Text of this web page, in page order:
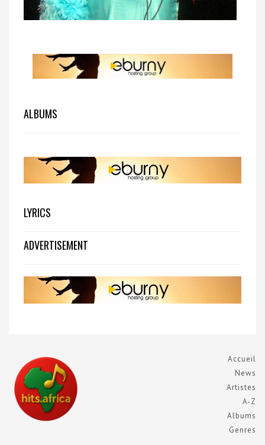
ALBUMS
LYRICS
ADVERTISEMENT
Accueil
News
Artistes
A-Z
Albums
Genres